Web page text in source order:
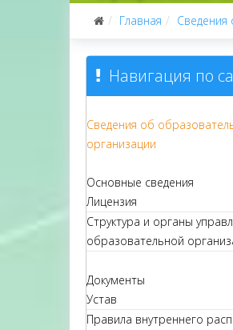
Главная Сведения
Навигация по
Сведения об
организации
Основные сведения
Лицензия
Структура и органы
образовательной
Документы
Устав
Правила внутреннего